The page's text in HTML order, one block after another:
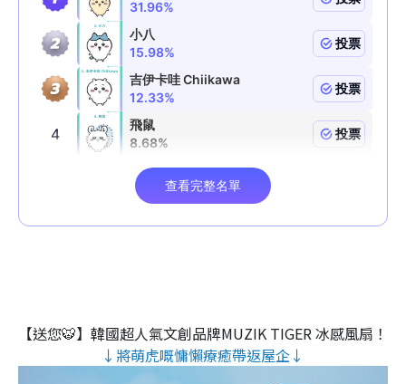
【送您🐯】韓國超人氣文創品牌MUZIK TIGER 冰感風扇！
↓將萌虎嘅慵懶療癒帶返屋企↓